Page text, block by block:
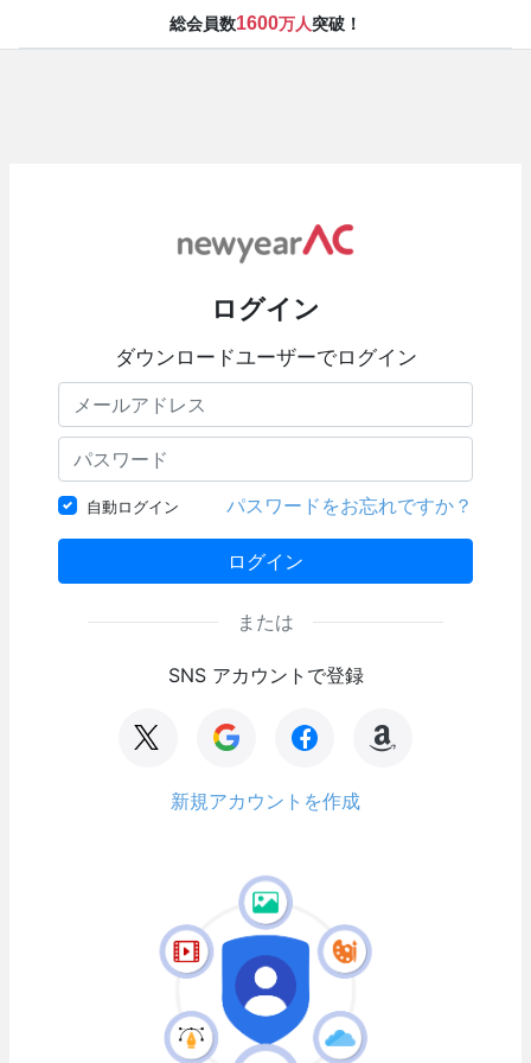
総会員数1600万人突破！
ログイン
ダウンロードユーザーでログイン
自動ログイン パスワードをお忘れですか？
ログイン
または
SNS アカウントで登録
新規アカウントを作成